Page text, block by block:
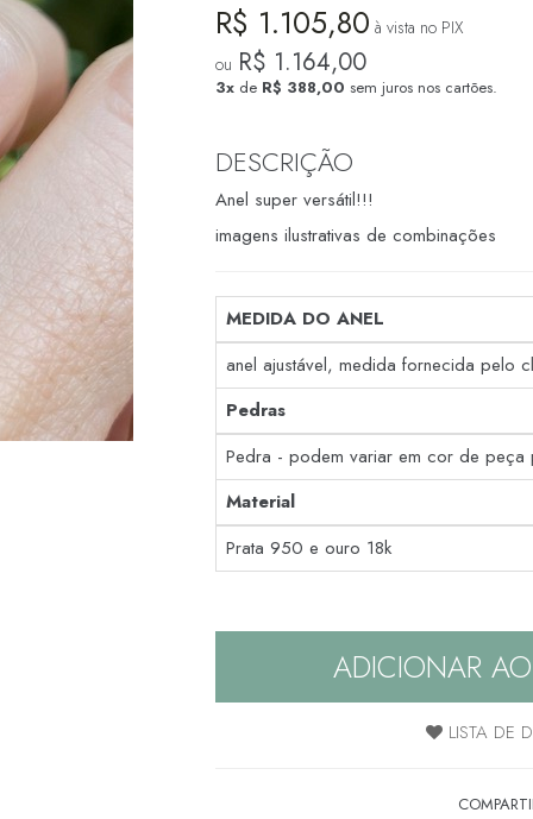
R$ 1.105,80 à vista no PIX
ou R$ 1.164,00
3x de R$ 388,00 sem juros nos cartões.
DESCRIÇÃO
Anel super versátil!!!
imagens ilustrativas de combinações
MEDIDA DO ANEL
anel ajustável, medida fornecida pelo
Pedras
Pedra - podem variar em cor de peça
Material
Prata 950 e ouro 18k
ADICIONAR
LISTA DE